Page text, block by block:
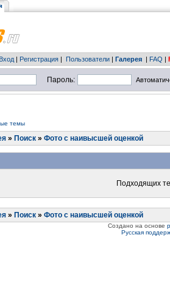
Вход | Регистрация | Пользователи | Галерея | FAQ |
Пароль:
темы
» Поиск » Фото с наивысшей оценкой
Подходящих
» Поиск » Фото с наивысшей оценкой
Создано на основе
Русская